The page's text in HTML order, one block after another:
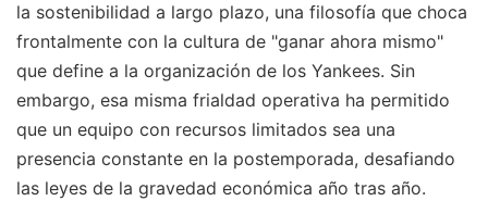
la sostenibilidad a largo plazo, una filosofía que choca
frontalmente con la cultura de "ganar ahora mismo"
que define a la organización de los Yankees. Sin
embargo, esa misma frialdad operativa ha permitido
que un equipo con recursos limitados sea una
presencia constante en la postemporada, desafiando
las leyes de la gravedad económica año tras año.